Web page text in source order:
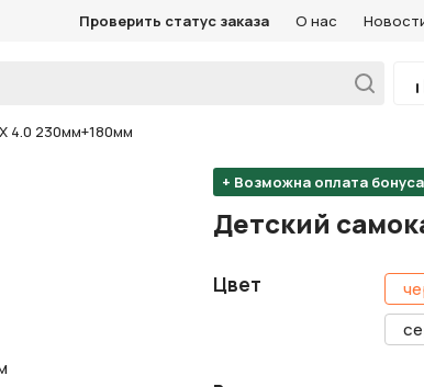
Проверить статус заказа О нас
4.0 230мм+180мм
+ Возможна оплата
Детский
Цвет